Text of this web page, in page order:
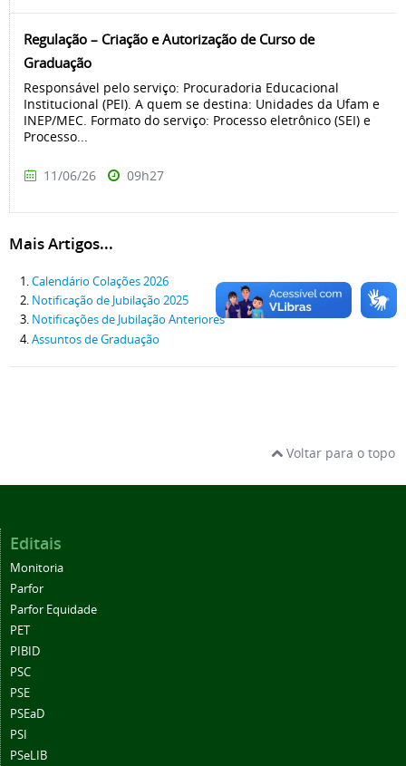
Regulação – Criação e Autorização de Curso de
Graduação
Responsável pelo serviço: Procuradoria Educacional
Institucional (PEI). A quem se destina: Unidades da Ufam e
INEP/MEC. Formato do serviço: Processo eletrônico (SEI) e
Processo...
11/06/26 09h27
Mais Artigos...
Calendário Colações 2026
Notificação de Jubilação 2025
Notificações de Jubilação Anteriores
Assuntos de Graduação
Voltar para o topo
Editais
Monitoria
Parfor
Parfor Equidade
PET
PIBID
PSC
PSE
PSEaD
PSI
PSeLIB